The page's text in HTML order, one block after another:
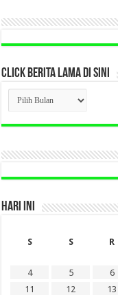
CLICK BERITA LAMA DI SINI
CLICK
BERITA
LAMA
DI
HARI INI
S
S R
4
5 6
11
12 13